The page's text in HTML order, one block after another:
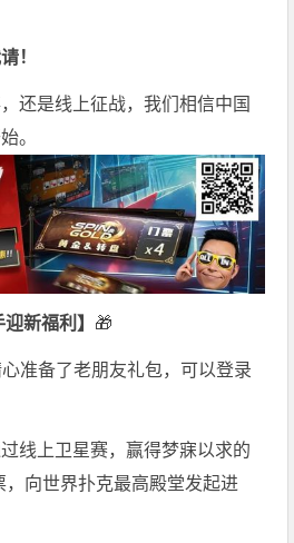
！
还是线上征战，我们相信中国
。
新福利】 🎁
准备了老朋友礼包，可以登录
线上卫星赛，赢得梦寐以求的
向世界扑克最高殿堂发起进